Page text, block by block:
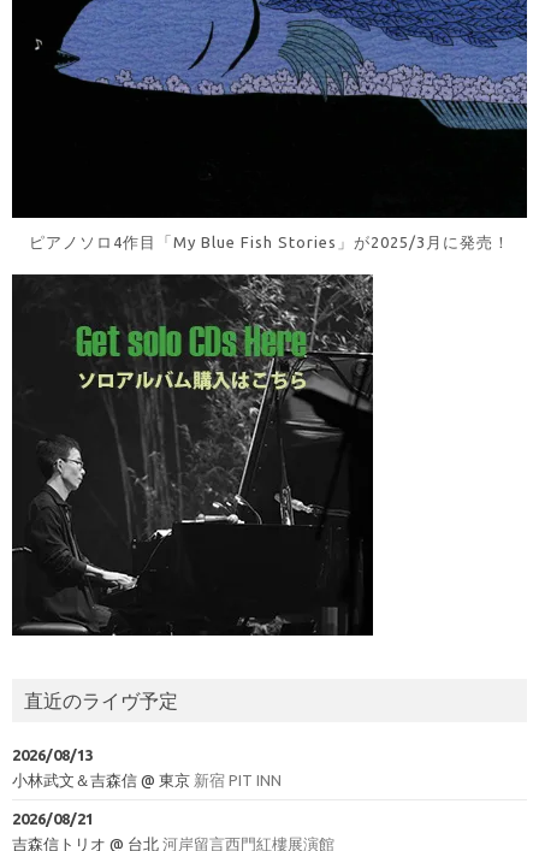
ピアノソロ4作目「My Blue Fish Stories」が2025/3月に発売！
直近のライヴ予定
2026/08/13
小林武文＆吉森信 @ 東京 新宿 PIT INN
2026/08/21
吉森信トリオ @ 台北 河岸留言西門紅樓展演館